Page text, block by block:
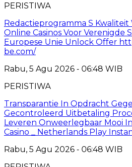
PERISTIWA
Redactieprogramma S
Online Casinos Voor Verenigde
Europese Unie Unlock Offer
be.com/
Rabu, 5 Agu 2026 - 06:48 WIB
PERISTIWA
Transparantie In Opdracht
Gecontroleerd Uitbetaling
Leveren Onweerlegbaar Mooi
Casino _ Netherlands Play
Rabu, 5 Agu 2026 - 06:48 WIB